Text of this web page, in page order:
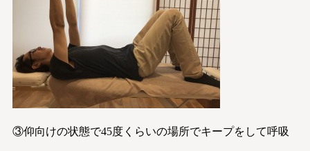
③仰向けの状態で45度くらいの場所でキープをして呼吸